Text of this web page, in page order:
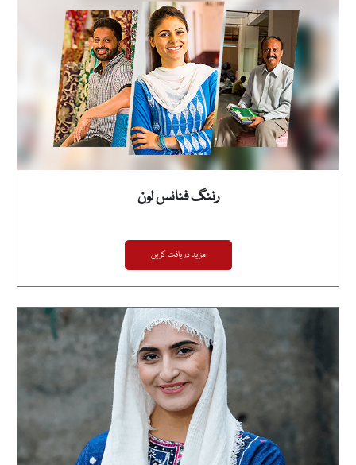
رننگ فنانس لون
مزید دریافت کریں